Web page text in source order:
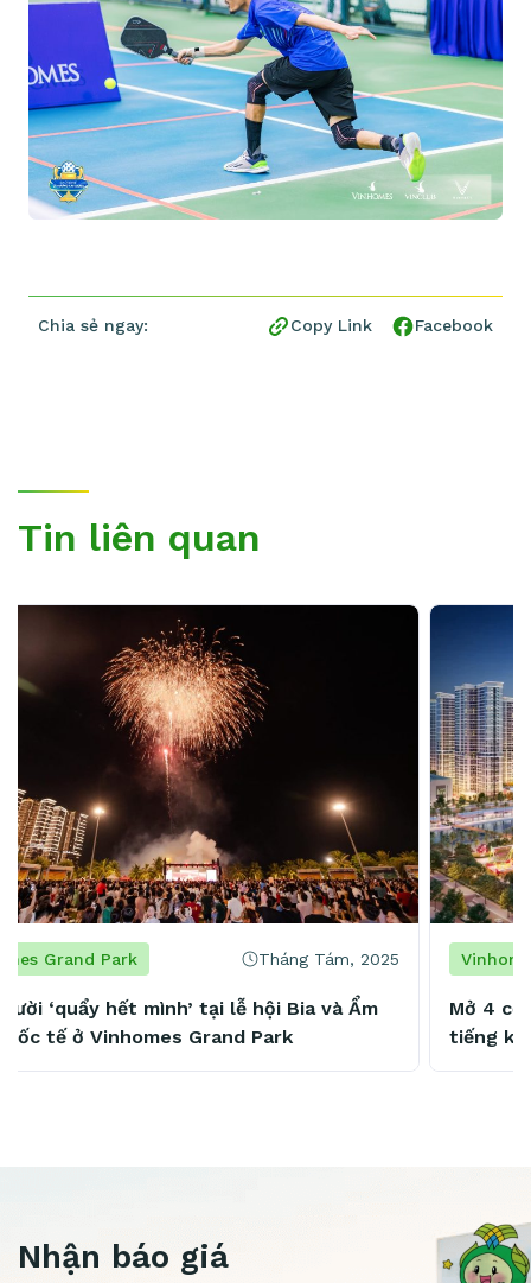
Chia sẻ ngay: Copy Link Facebook
Tin liên quan
Vinhomes Grand Park Tháng Tám, 2025
Mở 4 cơ sở chỉ trong 2 năm, chủ chuỗi spa nổi
tiếng khẳng định: “Vinhomes Grand Park là
mảnh đất vàng tiềm năng”
Nhận báo giá